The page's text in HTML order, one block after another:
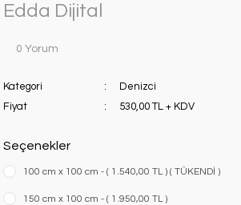
Edda Dijital
0 Yorum
Kategori
Denizci
Fiyat
530,00 TL + KDV
Seçenekler
100 cm x 100 cm - ( 1.540,00 TL ) ( TÜKENDİ )
150 cm x 100 cm - ( 1.950,00 TL )